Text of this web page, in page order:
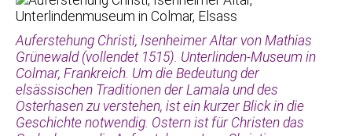
Auferstehung Christi, Isenheimer Altar von Mathias
Grünewald (vollendet 1515). Unterlinden-Museum in
Colmar, Frankreich. Um die Bedeutung der
elsässischen Traditionen der Lamala und des
Osterhasen zu verstehen, ist ein kurzer Blick in die
Geschichte notwendig. Ostern ist für Christen das